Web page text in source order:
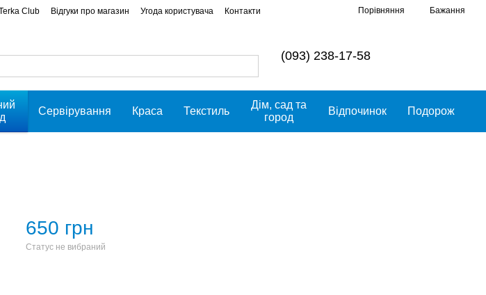
Club Відгуки про магазин Угода користувача
Контакти
Порівняння Бажання
(093) 238-17-58
Сервірування Краса Текстиль
Дім, сад та
город
Відпочинок Подорож
650 грн
Статус не вибраний